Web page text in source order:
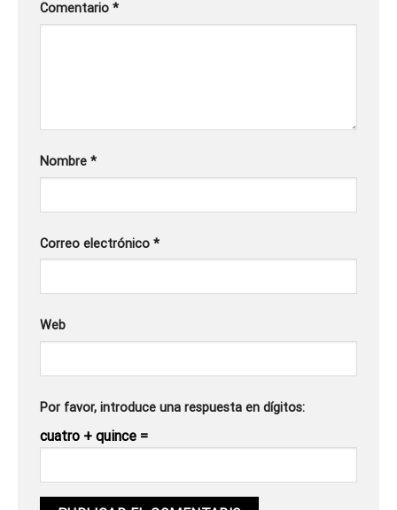
Comentario *
Nombre *
Correo electrónico *
Web
Por favor, introduce una respuesta en dígitos:
cuatro + quince =